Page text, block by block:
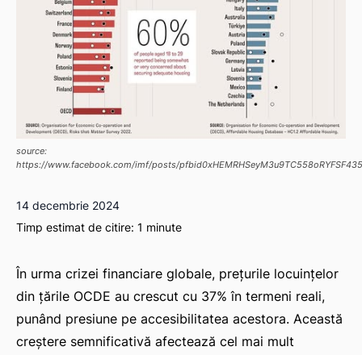
source:
https://www.facebook.com/imf/posts/
14 decembrie 2024
Timp estimat de citire: 1 minute
În urma crizei financiare globale, prețurile locuințelor
din țările OCDE au crescut cu 37% în termeni reali,
punând presiune pe accesibilitatea acestora. Această
creștere semnificativă afectează cel mai mult